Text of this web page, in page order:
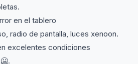
en el tablero
radio de pantalla, luces xenoon.
excelentes condiciones